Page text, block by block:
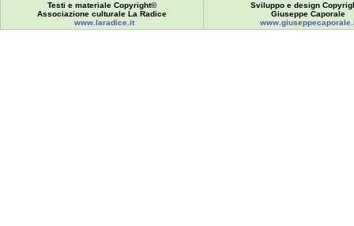
Testi e materiale Copyright©
Associazione culturale La Radice
www.laradice.it
Sviluppo e design
Giuseppe Caporale